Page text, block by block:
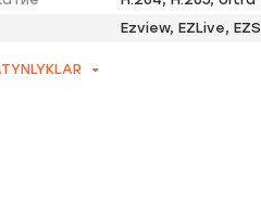
Ezview, EZLive,